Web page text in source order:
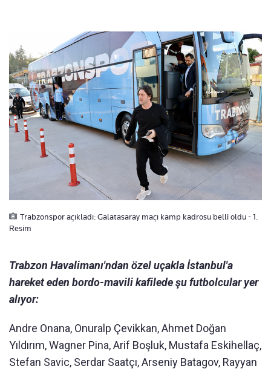
Trabzonspor açıkladı: Galatasaray maçı kamp kadrosu belli oldu - 1.
Resim
Trabzon Havalimanı'ndan özel uçakla İstanbul'a
hareket eden bordo-mavili kafilede şu futbolcular yer
alıyor:
Andre Onana, ⁠Onuralp Çevikkan, Ahmet Doğan
Yıldırım, ⁠Wagner Pina, ⁠Arif Boşluk,⁠ ⁠Mustafa Eskihellaç,
⁠Stefan Savic, ⁠Serdar Saatçı, ⁠Arseniy Batagov, ⁠Rayyan